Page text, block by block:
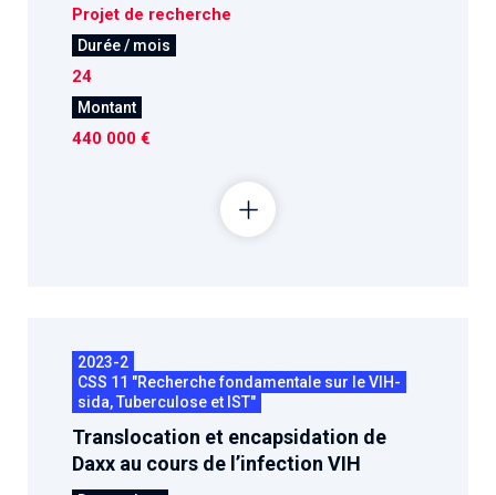
Projet de recherche
Durée / mois
24
Montant
440 000 €
2023-2
CSS 11 "Recherche fondamentale sur le VIH-
sida, Tuberculose et IST"
Translocation et encapsidation de
Daxx au cours de l’infection VIH